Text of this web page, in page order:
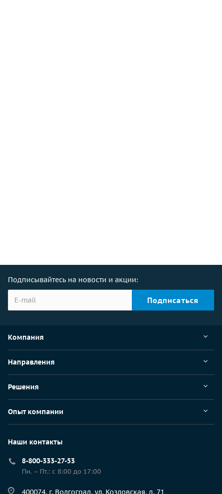
Подписывайтесь на новости и акции:
Компания
Направления
Решения
Опыт компании
Наши контакты
8-800-333-27-53
Пн. – Пт.: с 8:00 до 17:00
400074, г. Волгоград, ул. Козловская, д. 71